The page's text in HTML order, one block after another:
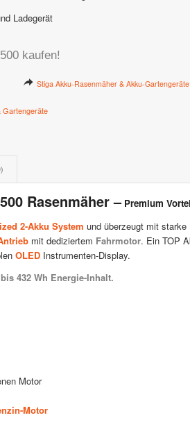
Ladegerät
kaufen!
Stiga Akku-Rasenmäher & Akku-
Gartengeräte
Rasenmäher –Premium
2-Akku System und überzeugt mit starke
mit dediziertem Fahrmotor. Ein TOP
OLED Instrumenten-Display.
bis 432 Wh Energie-Inhalt.
Motor
Motor